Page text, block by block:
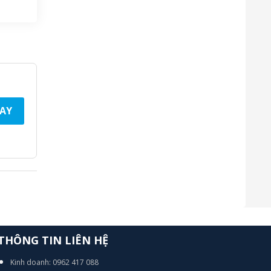
TIN LIÊN HỆ
Kinh doanh: 0962 417 088